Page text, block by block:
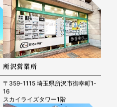
所沢営業所
〒359-1115 埼玉県所沢市御幸町1-
16
スカイライズタワー1階